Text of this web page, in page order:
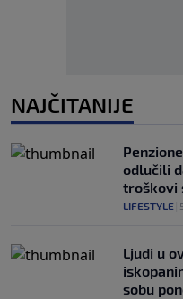
NAJČITANIJE
odlučili
troškovi
LIFESTYLE
Ljudi u
sobu